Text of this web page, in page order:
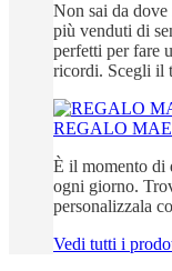
Non sai da
più venduti di
perfetti per fare
ricordi. Scegli il
REGALO
È il momento di
ogni giorno.
personalizzala
Vedi tutti i